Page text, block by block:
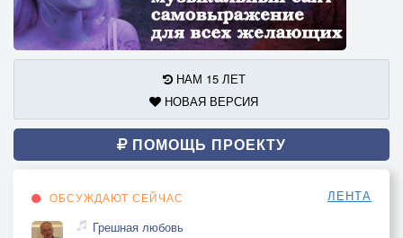
НАМ 15 ЛЕТ
НОВАЯ ВЕРСИЯ
ПОМОЩЬ ПРОЕКТУ
ОБСУЖДАЮТ СЕЙЧАС ЛЕНТА
Грешная любовь